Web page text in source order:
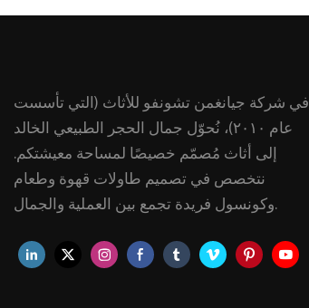
في شركة جيانغمن تشونفو للأثاث (التي تأسست
عام ٢٠١٠)، نُحوّل جمال الحجر الطبيعي الخالد
إلى أثاث مُصمّم خصيصًا لمساحة معيشتكم.
نتخصص في تصميم طاولات قهوة وطعام
وكونسول فريدة تجمع بين العملية والجمال.